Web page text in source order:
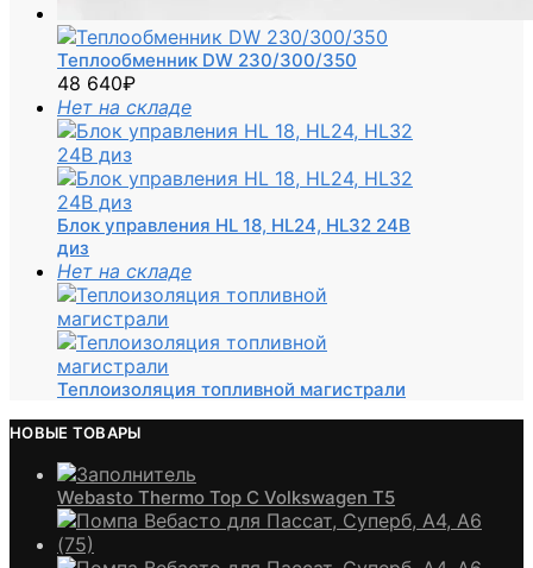
Теплообменник DW 230/300/350
48 640₽
Нет на складе
Блок управления HL 18, HL24, HL32 24В
диз
Нет на складе
Теплоизоляция топливной магистрали
НОВЫЕ ТОВАРЫ
Webasto Thermo Top C Volkswagen T5